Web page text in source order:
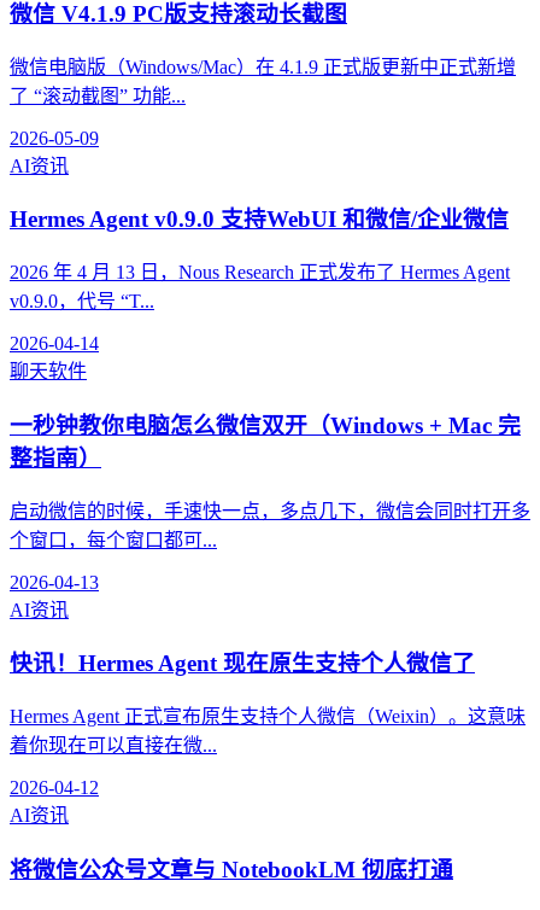
微信 V4.1.9 PC版支持滚动长截图
微信电脑版（Windows/Mac）在 4.1.9 正式版更新中正式新增
了 “滚动截图” 功能...
2026-05-09
AI资讯
Hermes Agent v0.9.0 支持WebUI 和微信/企业微信
2026 年 4 月 13 日，Nous Research 正式发布了 Hermes Agent
v0.9.0，代号 “T...
2026-04-14
聊天软件
一秒钟教你电脑怎么微信双开（Windows + Mac 完
整指南）
启动微信的时候，手速快一点，多点几下，微信会同时打开多
个窗口，每个窗口都可...
2026-04-13
AI资讯
快讯！Hermes Agent 现在原生支持个人微信了
Hermes Agent 正式宣布原生支持个人微信（Weixin）。这意味
着你现在可以直接在微...
2026-04-12
AI资讯
将微信公众号文章与 NotebookLM 彻底打通